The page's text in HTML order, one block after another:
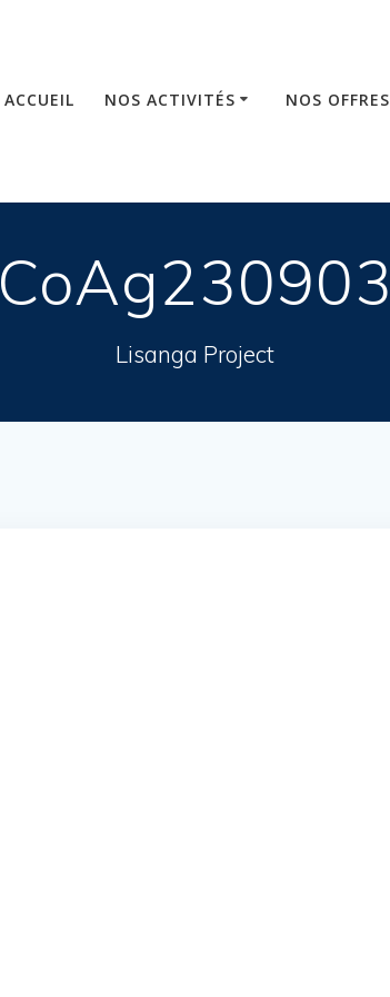
ACCUEIL NOS ACTIVITÉS NOS OFFRES
CoAg230903
Lisanga Project